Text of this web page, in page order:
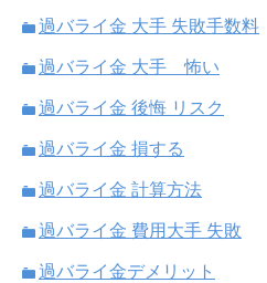
過バライ金 大手 失敗手数料
過バライ金 大手 怖い
過バライ金 後悔 リスク
過バライ金 損する
過バライ金 計算方法
過バライ金 費用大手 失敗
過バライ金デメリット